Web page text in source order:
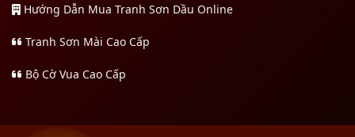
Hướng Dẫn Mua Tranh Sơn Dầu Online
Tranh Sơn Mài Cao Cấp
Bộ Cờ Vua Cao Cấp